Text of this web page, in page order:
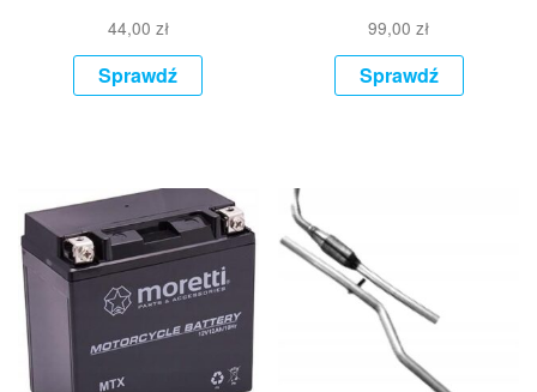
44,00 zł
Sprawdź
99,00zł
Sprawdź